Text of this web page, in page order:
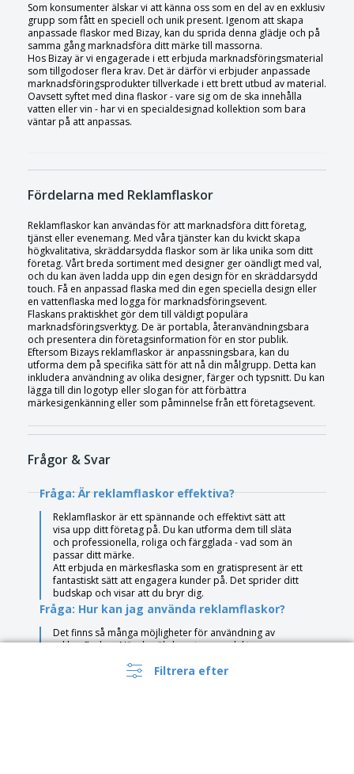
Filtrera efter
Som konsumenter älskar vi att känna oss som en del av en exklusiv
grupp som fått en speciell och unik present. Igenom att skapa
anpassade flaskor med Bizay, kan du sprida denna glädje och på
samma gång marknadsföra ditt märke till massorna.
Hos Bizay är vi engagerade i ett erbjuda marknadsföringsmaterial
som tillgodoser flera krav. Det är därför vi erbjuder anpassade
marknadsföringsprodukter tillverkade i ett brett utbud av material.
Oavsett syftet med dina flaskor - vare sig om de ska innehålla
vatten eller vin - har vi en specialdesignad kollektion som bara
väntar på att anpassas.
Fördelarna med Reklamflaskor
Reklamflaskor kan användas för att marknadsföra ditt företag,
tjänst eller evenemang. Med våra tjänster kan du kvickt skapa
högkvalitativa, skräddarsydda flaskor som är lika unika som ditt
företag. Vårt breda sortiment med designer ger oändligt med val,
och du kan även ladda upp din egen design för en skräddarsydd
touch. Få en anpassad flaska med din egen speciella design eller
en vattenflaska med logga för marknadsföringsevent.
Flaskans praktiskhet gör dem till väldigt populära
marknadsföringsverktyg. De är portabla, återanvändningsbara
och presentera din företagsinformation för en stor publik.
Eftersom Bizays reklamflaskor är anpassningsbara, kan du
utforma dem på specifika sätt för att nå din målgrupp. Detta kan
inkludera användning av olika designer, färger och typsnitt. Du kan
lägga till din logotyp eller slogan för att förbättra
märkesigenkänning eller som påminnelse från ett företagsevent.
Frågor & Svar
Fråga: Är reklamflaskor effektiva?
Reklamflaskor är ett spännande och effektivt sätt att
visa upp ditt företag på. Du kan utforma dem till släta
och professionella, roliga och färgglada - vad som än
passar ditt märke.
Att erbjuda en märkesflaska som en gratispresent är ett
fantastiskt sätt att engagera kunder på. Det sprider ditt
budskap och visar att du bryr dig.
Fråga: Hur kan jag använda reklamflaskor?
Det finns så många möjligheter för användning av
reklamflaskor. När du väl skapat en produkt som
marknadsföringsverktyg som kan öka medvetenheten